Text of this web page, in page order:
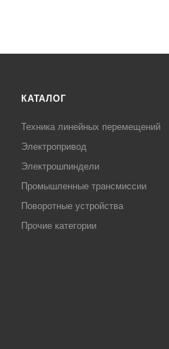
КАТАЛОГ
Техника линейных перемещений
Электропривод
Электрошпиндели
Промышленные трансмиссии
Поворотные устройства
Прочие категории